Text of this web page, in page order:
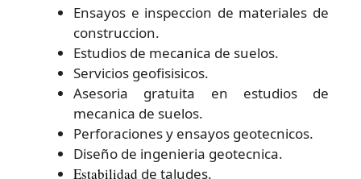
Ensayos e inspeccion de materiales de
construccion.
Estudios de mecanica de suelos.
Servicios geofisisicos.
Asesoria gratuita en estudios de
mecanica de suelos.
Perforaciones y ensayos geotecnicos.
Diseño de ingenieria geotecnica.
Estabilidad de taludes.